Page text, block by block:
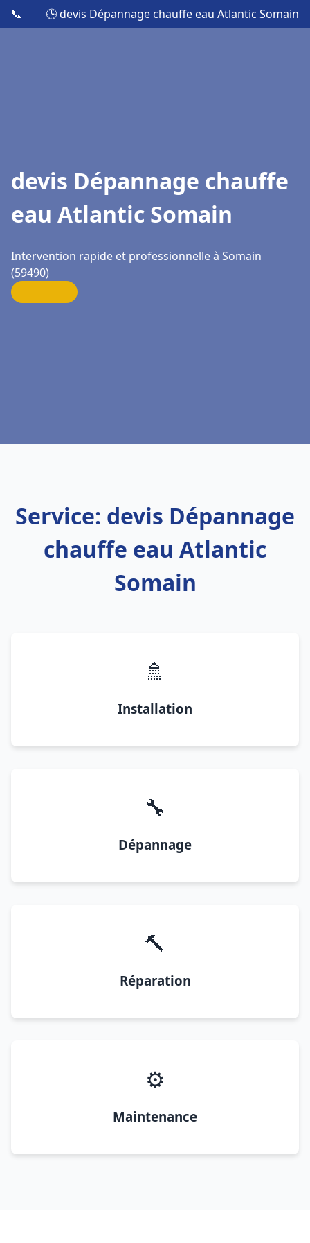
📞 🕒 devis Dépannage chauffe eau Atlantic Somain
devis Dépannage chauffe
eau Atlantic Somain
Intervention rapide et professionnelle à Somain
(59490)
Service: devis Dépannage
chauffe eau Atlantic
Somain
🚿
Installation
🔧
Dépannage
🔨
Réparation
⚙️
Maintenance